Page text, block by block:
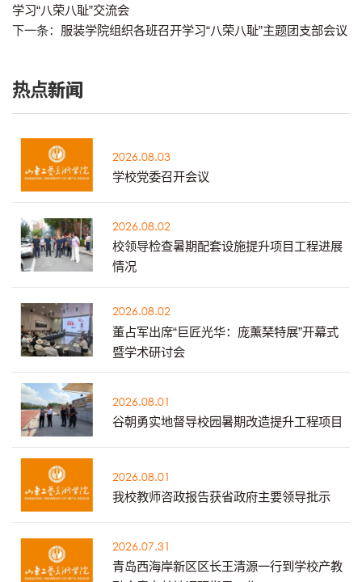
学习“八荣八耻”交流会
下一条： 服装学院组织各班召开学习“八荣八耻”主题团支部会议
热点新闻
2026.08.03
学校党委召开会议
2026.08.02
校领导检查暑期配套设施提升项目工程进展
情况
2026.08.02
董占军出席“巨匠光华：庞薰琹特展”开幕式
暨学术研讨会
2026.08.01
谷朝勇实地督导校园暑期改造提升工程项目
2026.08.01
我校教师咨政报告获省政府主要领导批示
2026.07.31
青岛西海岸新区区长王清源一行到学校产教